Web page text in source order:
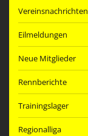
Vereinsnachrichten
Eilmeldungen
Neue Mitglieder
Rennberichte
Trainingslager
Regionalliga